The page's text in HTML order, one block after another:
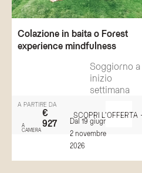
Colazione in baita o Forest
experience mindfulness
Soggiorno a
inizio
settimana
A PARTIRE DA
€
927
A
CAMERA
SCOPRI L'OFFERTA
Dal 19 giugno al
2 novembre
2026